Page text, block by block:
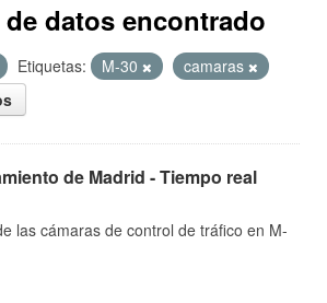
datos encontrado
Etiquetas: M-30
camaras
de Madrid - Tiempo real
las cámaras de control de tráfico en M-